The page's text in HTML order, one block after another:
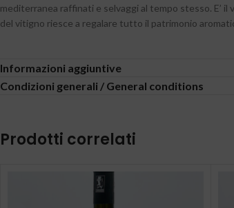
mediterranea raffinati e selvaggi al tempo stesso. E’
del vitigno riesce a regalare tutto il patrimonio
Informazioni aggiuntive
Condizioni generali / General conditions
Prodotti correlati